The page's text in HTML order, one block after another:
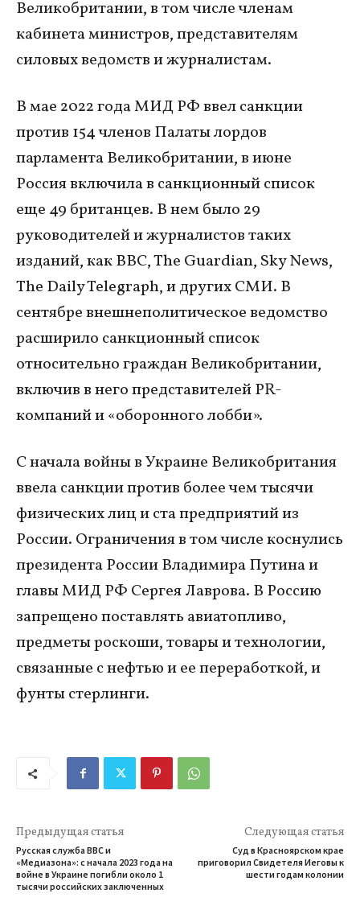
Великобритании, в том числе членам
кабинета министров, представителям
силовых ведомств и журналистам.
В мае 2022 года МИД РФ ввел санкции
против 154 членов Палаты лордов
парламента Великобритании, в июне
Россия включила в санкционный список
еще 49 британцев. В нем было 29
руководителей и журналистов таких
изданий, как BBC, The Guardian, Sky News,
The Daily Telegraph, и других СМИ. В
сентябре внешнеполитическое ведомство
расширило санкционный список
относительно граждан Великобритании,
включив в него представителей PR-
компаний и «оборонного лобби».
С начала войны в Украине Великобритания
ввела санкции против более чем тысячи
физических лиц и ста предприятий из
России. Ограничения в том числе коснулись
президента России Владимира Путина и
главы МИД РФ Сергея Лаврова. В Россию
запрещено поставлять авиатопливо,
предметы роскоши, товары и технологии,
связанные с нефтью и ее переработкой, и
фунты стерлинги.
Предыдущая статья
Русская служба BBC и
«Медиазона»: с начала 2023 года на
войне в Украине погибли около 1
тысячи российских заключенных
Следующая статья
Суд в Красноярском крае
приговорил Свидетеля Иеговы к
шести годам колонии